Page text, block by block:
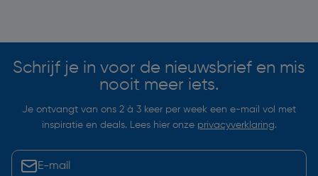
Schrijf je in voor de nieuwsbrief en mis
nooit meer iets.
Je ontvangt van ons 2 à 3 keer per week een e-mail vol met
inspiratie en deals. Lees hier onze privacyverklaring.